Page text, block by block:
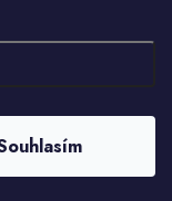
Všechna práva vyhrazena.